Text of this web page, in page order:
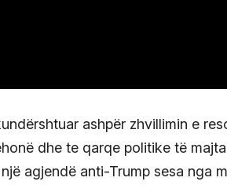
ashpër zhvillimin e
dhe te qarqe politike të
agjendë anti-Trump sesa nga